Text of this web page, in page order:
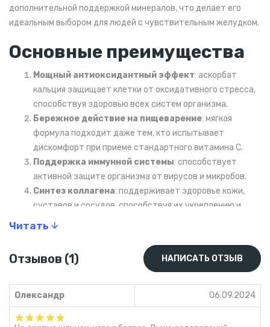
дополнительной поддержкой минералов, что делает его
идеальным выбором для людей с чувствительным желудком.
Основные преимущества
Мощный антиоксидантный эффект: аскорбат
кальция защищает клетки от оксидативного стресса,
способствуя здоровью всех систем организма.
Бережное действие на пищеварение: мягкая
формула подходит даже тем, кто испытывает
дискомфорт при приеме стандартного витамина C.
Поддержка иммунной системы: способствует
активной защите организма от вирусов и микробов.
Синтез коллагена: поддерживает здоровье кожи,
суставов и сосудов, способствуя их укреплению и
регенерации.
здоровье костей и зубов, что важно для активных
людей и спортсменов.
Механизм действия
аскорбата кальция
Читать
Отзывов (1) НАПИСАТЬ ОТЗЫВ
Олександр 06.09.2024